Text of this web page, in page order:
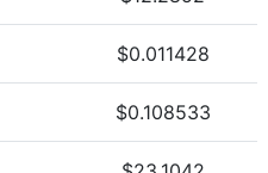
$0.011428
$0.108533